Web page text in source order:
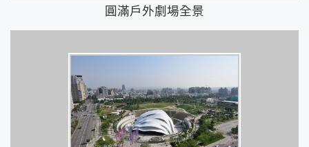
圓滿戶外劇場全景